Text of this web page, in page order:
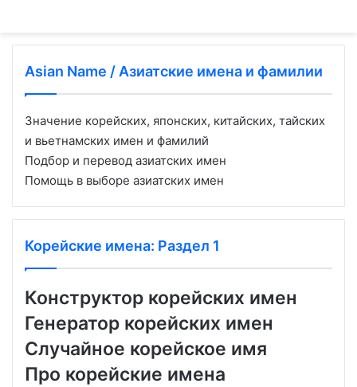
Asian Name / Азиатские имена и фамилии
Значение корейских, японских, китайских, тайских
и вьетнамских имен и фамилий
Подбор и перевод азиатских имен
Помощь в выборе азиатских имен
Корейские имена: Раздел 1
Конструктор корейских имен
Генератор корейских имен
Случайное корейское имя
Про корейские имена